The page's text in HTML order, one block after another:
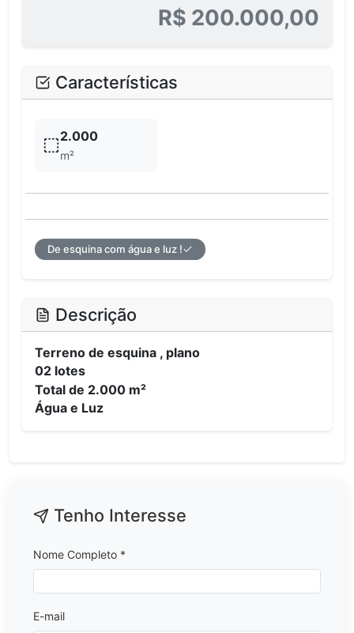
R$ 200.000,00
Características
2.000
m²
De esquina com água e luz !
Descrição
Terreno de esquina , plano
02 lotes
Total de 2.000 m²
Água e Luz
Tenho Interesse
Nome Completo *
E-mail